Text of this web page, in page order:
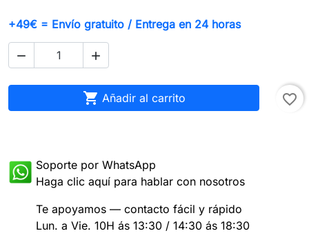
+49€ = Envío gratuito / Entrega en 24 horas
 
 Añadir al carrito favorite_border
Soporte por WhatsApp
Haga clic aquí para hablar con nosotros
Te apoyamos — contacto fácil y rápido
Lun. a Vie. 10H ás 13:30 / 14:30 ás 18:30